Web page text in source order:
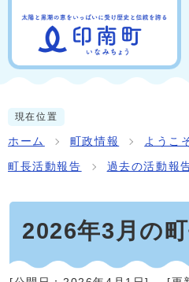
現在位置
ホーム 町政情報 ようこ
町長活動報告 過去の活動報
2026年3月の